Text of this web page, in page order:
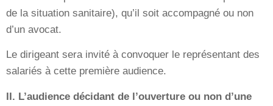
de la situation sanitaire), qu’il soit accompagné ou non
d’un avocat.
Le dirigeant sera invité à convoquer le représentant des
salariés à cette première audience.
II. L’audience décidant de l’ouverture ou non d’une